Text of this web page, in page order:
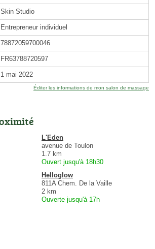
Skin Studio
Entrepreneur individuel
78872059700046
FR63788720597
1 mai 2022
Éditer les informations de mon salon de massage
L'Eden
avenue de Toulon
1.7 km
Ouvert jusqu'à 18h30
Helloglow
811A Chem. De la Vaille
2 km
Ouverte jusqu'à 17h